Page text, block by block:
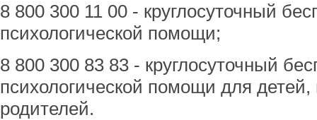
8 800 300 11 00 - круглосуточный
психологической помощи;
8 800 300 83 83 - круглосуточный
психологической помощи для детей,
родителей.